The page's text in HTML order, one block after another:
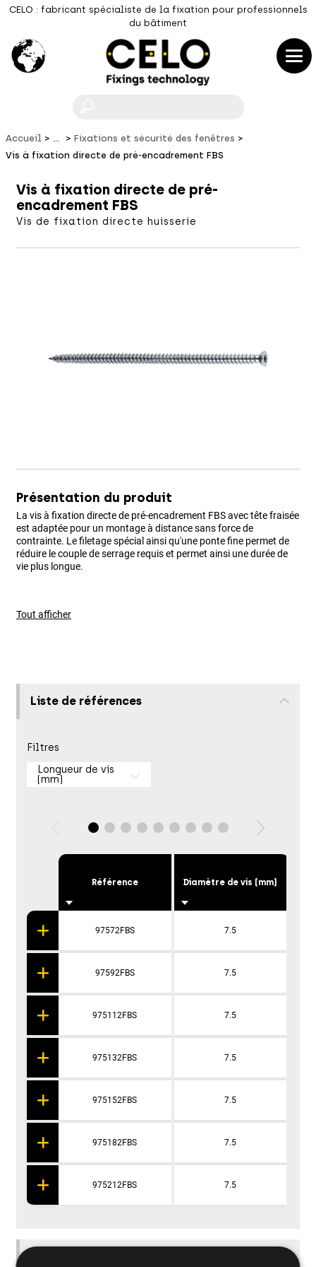
CELO : fabricant spécialiste de la fixation pour professionnels
du bâtiment
Accueil ...
Fixations et sécurité des fenêtres
Vis à fixation directe de pré-encadrement FBS
Vis à fixation directe de pré-
encadrement FBS
Vis de fixation directe huisserie
Présentation du produit
La vis à fixation directe de pré-encadrement FBS avec tête fraisée
est adaptée pour un montage à distance sans force de
contrainte. Le filetage spécial ainsi qu'une ponte fine permet de
réduire le couple de serrage requis et permet ainsi une durée de
vie plus longue.
Tout afficher
Liste de références
Filtres
Longueur de vis
(mm)
Référence
97572FBS
97592FBS
975112FBS
975132FBS
975152FBS
975182FBS
975212FBS
Diamètre de vis (mm)
7.5
7.5
7.5
7.5
7.5
7.5
7.5